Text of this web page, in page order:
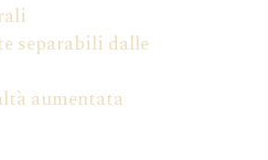
separabili dalle
aumentata